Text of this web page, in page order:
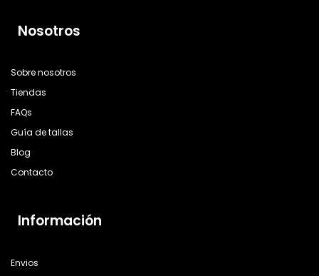
Nosotros
Sobre nosotros
Tiendas
FAQs
Guía de tallas
Blog
Contacto
Información
Envios